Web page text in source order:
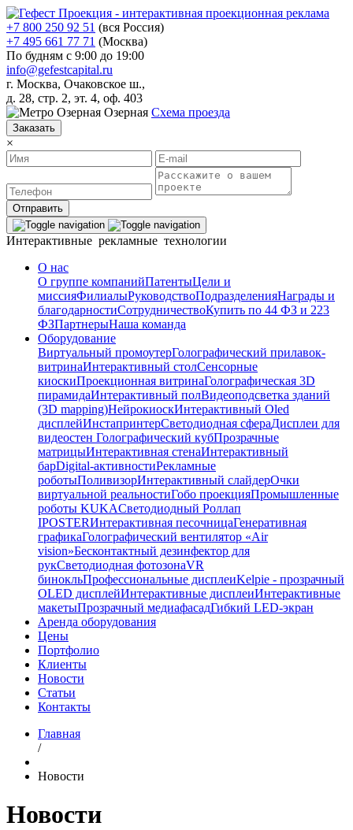
+7 800 250 92 51 (вся Россия)
+7 495 661 77 71 (Москва)
По будням с 9:00 до 19:00
info@gefestcapital.ru
г. Москва, Очаковское ш.,
д. 28, стр. 2, эт. 4, оф. 403
Озерная Схема проезда
Заказать
×
Отправить
Интерактивные рекламные технологии
О нас
О группе компанийПатентыЦели и
миссияФилиалыРуководствоПодразделенияНаграды и
благодарностиСотрудничествоКупить по 44 ФЗ и 223
ФЗПартнерыНаша команда
Оборудование
Виртуальный промоутерГолографический прилавок-
витринаИнтерактивный столСенсорные
киоскиПроекционная витринаГолографическая 3D
пирамидаИнтерактивный полВидеоподсветка зданий
(3D mapping)НейрокиоскИнтерактивный Oled
дисплейИнстапринтерСветодиодная сфераДисплеи для
видеостен Голографический кубПрозрачные
матрицыИнтерактивная стенаИнтерактивный
барDigital-активностиРекламные
роботыПоливизорИнтерактивный слайдерОчки
виртуальной реальностиГобо проекцияПромышленные
роботы KUKAСветодиодный Роллап
IPOSTERИнтерактивная песочницаГенеративная
графикаГолографический вентилятор «Air
vision»Бесконтактный дезинфектор для
рукСветодиодная фотозонаVR
бинокльПрофессиональные дисплеиKelpie - прозрачный
OLED дисплейИнтерактивные дисплеиИнтерактивные
макетыПрозрачный медиафасадГибкий LED-экран
Аренда оборудования
Цены
Портфолио
Клиенты
Новости
Статьи
Контакты
Главная
/
Новости
Новости